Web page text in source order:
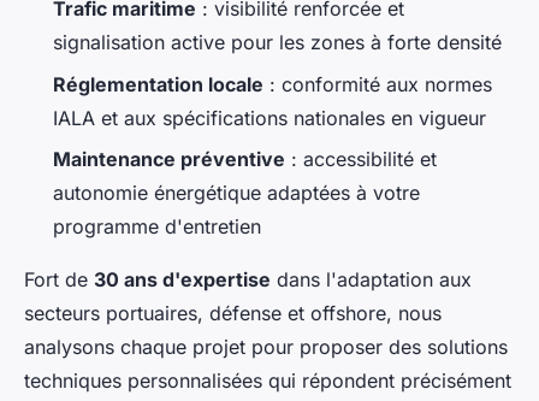
Trafic maritime : visibilité renforcée et
signalisation active pour les zones à forte densité
Réglementation locale : conformité aux normes
IALA et aux spécifications nationales en vigueur
Maintenance préventive : accessibilité et
autonomie énergétique adaptées à votre
programme d'entretien
Fort de 30 ans d'expertise dans l'adaptation aux
secteurs portuaires, défense et offshore, nous
analysons chaque projet pour proposer des solutions
techniques personnalisées qui répondent précisément